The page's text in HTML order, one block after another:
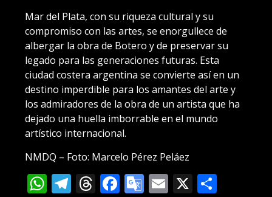
Mar del Plata, con su riqueza cultural y su
compromiso con las artes, se enorgullece de
albergar la obra de Botero y de preservar su
legado para las generaciones futuras. Esta
ciudad costera argentina se convierte así en un
destino imperdible para los amantes del arte y
los admiradores de la obra de un artista que ha
dejado una huella imborrable en el mundo
artístico internacional.
NMDQ – Foto: Marcelo Pérez Peláez
WhatsApp
Telegram
Threads
Facebook
Google
Email
X